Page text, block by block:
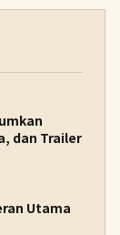
dan Trailer
Utama